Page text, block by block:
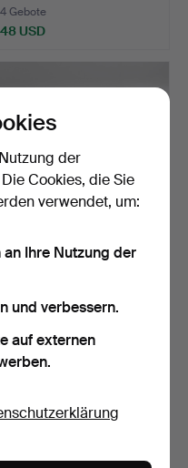
4 Gebote
48 USD
HOLZKISTEN, 4 Stk., u.a.
32 USD
der
Cookies, die Sie
verwendet, um:
Ihre Nutzung der
und verbessern.
auf externen